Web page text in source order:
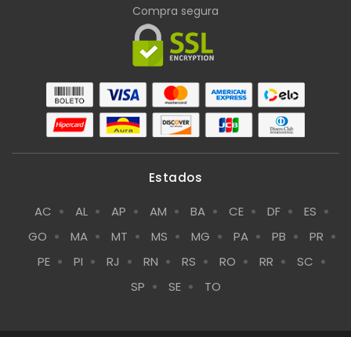
Compra segura
Estados
AC AL AP AM BA CE DF
ES
GO
MA MT MS MG PA PB
PR
PE
PI RJ RN RS RO RR
SC
SP
SE TO